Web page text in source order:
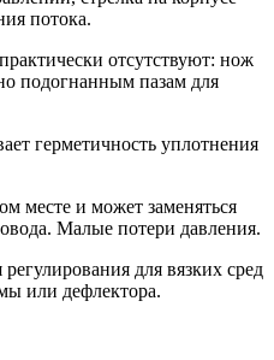
потока.
отсутствуют: нож
подогнанным пазам для
герметичность уплотнения
месте и может заменяться
Малые потери давления.
для вязких сред
или дефлектора.